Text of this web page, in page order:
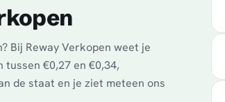
Bij Reway Verkopen weet je
€0,27 en €0,34,
de staat en je ziet meteen ons